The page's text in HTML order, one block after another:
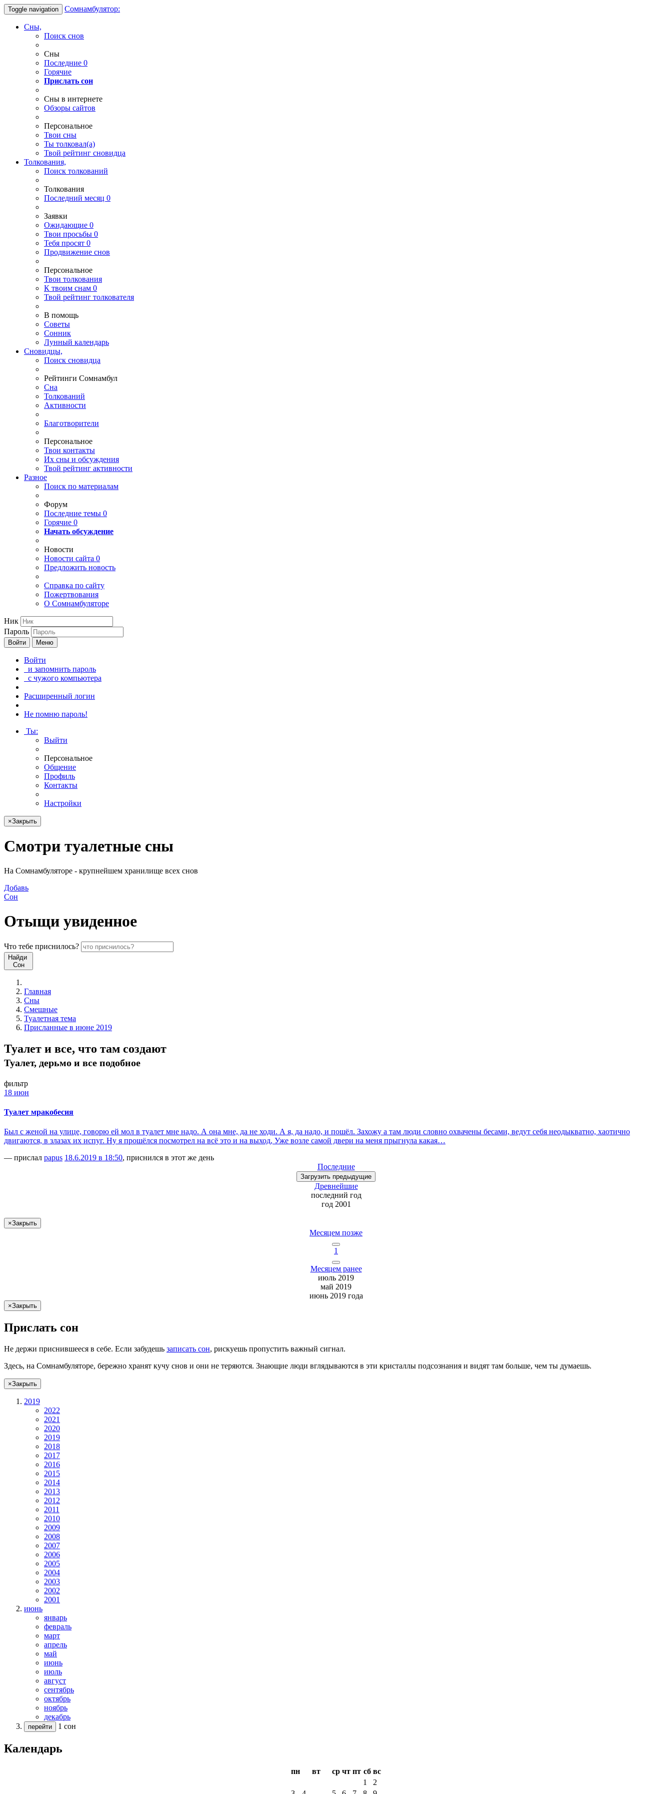
Toggle navigation Сомнамбулятор:
Сны,
Поиск снов
Сны
Последние 0
Горячие
Прислать сон
Сны в интернете
Обзоры сайтов
Персональное
Твои сны
Ты толковал(а)
Твой рейтинг сновидца
Толкования,
Поиск толкований
Толкования
Последний месяц 0
Заявки
Ожидающие 0
Твои просьбы 0
Тебя просят 0
Продвижение снов
Персональное
Твои толкования
К твоим снам 0
Твой рейтинг толкователя
В помощь
Советы
Сонник
Лунный календарь
Сновидцы,
Поиск сновидца
Рейтинги Сомнамбул
Сна
Толкований
Активности
Благотворители
Персональное
Твои контакты
Их сны и обсуждения
Твой рейтинг активности
Разное
Поиск по материалам
Форум
Последние темы 0
Горячие 0
Начать обсуждение
Новости
Новости сайта 0
Предложить новость
Справка по сайту
Пожертвования
О Сомнамбуляторе
Ник
Пароль
Войти Меню
Войти
и запомнить пароль
с чужого компьютера
Расширенный логин
Не помню пароль!
Ты:
Выйти
Персональное
Общение
Профиль
Контакты
Настройки
×Закрыть
Смотри туалетные сны
На Сомнамбуляторе - крупнейшем хранилище всех снов
Добавь
Сон
Отыщи увиденное
Что тебе приснилось?
Найди
Сон
Главная
Сны
Смешные
Туалетная тема
Присланные в июне 2019
Туалет и все, что там создают
Туалет, дерьмо и все подобное
фильтр
18 июн
Туалет мракобесия
Был с женой на улице, говорю ей мол в туалет мне надо. А она мне, да не ходи. А я, да надо, и пошёл. Захожу а там люди словно охвачены бесами, ведут себя неодыкватно, хаотично
двигаются, в злазах их испуг. Ну я прошёлся посмотрел на всё это и на выход, Уже возле самой двери на меня прыгнула какая…
— прислал papus 18.6.2019 в 18:50, приснился в этот же день
Последние
Загрузить предыдущие
Древнейшие
последний год
год 2001
×Закрыть
Месяцем позже
1
Месяцем ранее
июль 2019
май 2019
июнь 2019 года
×Закрыть
Прислать сон
Не держи приснившееся в себе. Если забудешь записать сон, рискуешь пропустить важный сигнал.
Здесь, на Сомнамбуляторе, бережно хранят кучу снов и они не теряются. Знающие люди вглядываются в эти кристаллы подсознания и видят там больше, чем ты думаешь.
×Закрыть
2019
2022
2021
2020
2019
2018
2017
2016
2015
2014
2013
2012
2011
2010
2009
2008
2007
2006
2005
2004
2003
2002
2001
июнь
январь
февраль
март
апрель
май
июнь
июль
август
сентябрь
октябрь
ноябрь
декабрь
перейти 1 сон
Календарь
пн вт ср чт пт сб вс
1
2